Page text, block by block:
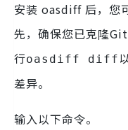
安装 oasdiff 后，您
先，确保您已克隆
行oasdiff diff
差异。
输入以下命令。